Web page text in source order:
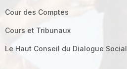
Cour des Comptes
Cours et Tribunaux
Le Haut Conseil du Dialogue Social